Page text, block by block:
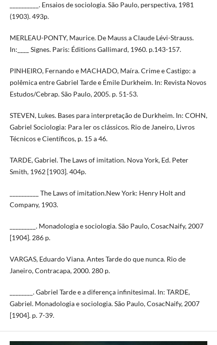
__________. Ensaios de sociologia. São Paulo, perspectiva, 1981
(1903). 493p.
MERLEAU-PONTY, Maurice. De Mauss a Claude Lévi-Strauss.
In:____ Signes. Paris: Éditions Gallimard, 1960. p.143-157.
PINHEIRO, Fernando e MACHADO, Maíra. Crime e Castigo: a
polêmica entre Gabriel Tarde e Émile Durkheim. In: Revista Novos
Estudos/Cebrap. São Paulo, 2005. p. 51-53.
STEVEN, Lukes. Bases para interpretação de Durkheim. In: COHN,
Gabriel Sociologia: Para ler os clássicos. Rio de Janeiro, Livros
Técnicos e Científicos, p. 15 a 46.
TARDE, Gabriel. The Laws of imitation. Nova York, Ed. Peter
Smith, 1962 [1903]. 404p.
__________ The Laws of imitation.New York: Henry Holt and
Company, 1903.
_________. Monadologia e sociologia. São Paulo, CosacNaify, 2007
[1904]. 286 p.
VARGAS, Eduardo Viana. Antes Tarde do que nunca. Rio de
Janeiro, Contracapa, 2000. 280 p.
________. Gabriel Tarde e a diferença infinitesimal. In: TARDE,
Gabriel. Monadologia e sociologia. São Paulo, CosacNaify, 2007
[1904]. p. 7-39.